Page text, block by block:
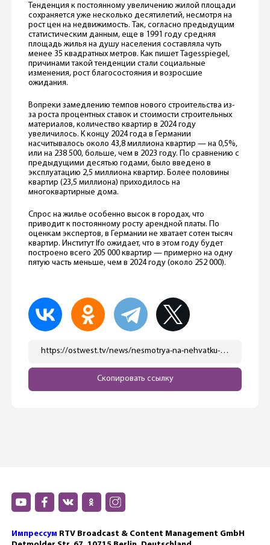
Тенденция к постоянному увеличению жилой площади
сохраняется уже несколько десятилетий, несмотря на
рост цен на недвижимость. Так, согласно предыдущим
статистическим данным, еще в 1991 году средняя
площадь жилья на душу населения составляла чуть
менее 35 квадратных метров. Как пишет Tagesspiegel,
причинами такой тенденции стали социальные
изменения, рост благосостояния и возросшие
ожидания.
Вопреки замедлению темпов нового строительства из-
за роста процентных ставок и стоимости строительных
материалов, количество квартир в 2024 году
увеличилось. К концу 2024 года в Германии
насчитывалось около 43,8 миллиона квартир — на 0,5%,
или на 238 500, больше, чем в 2023 году. По сравнению с
предыдущими десятью годами, было введено в
эксплуатацию 2,5 миллиона квартир. Более половины
квартир (23,5 миллиона) приходилось на
многоквартирные дома.
Спрос на жилье особенно высок в городах, что
приводит к постоянному росту арендной платы. По
оценкам экспертов, в Германии не хватает сотен тысяч
квартир. Институт Ifo ожидает, что в этом году будет
построено всего 205 000 квартир — примерно на одну
пятую часть меньше, чем в 2024 году (около 252 000).
https://ostwest.tv/news/nesmotrya-na-nehvatku-zhilya-nemcy-zhivut-vo-vse-bolshem-kolichestve-kvadratnyh-metrov/
Скопировать ссылку
Импрессум RTV Broadcast & Content Management GmbH